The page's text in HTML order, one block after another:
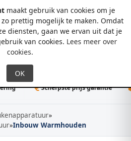
maakt gebruik van cookies om je
prettig mogelijk te maken. Omdat
diensten, gaan we ervan uit dat je
van cookies. Lees meer over
cookies.
0
Scherpste prijs garantie
»
»Inbouw Warmhouden